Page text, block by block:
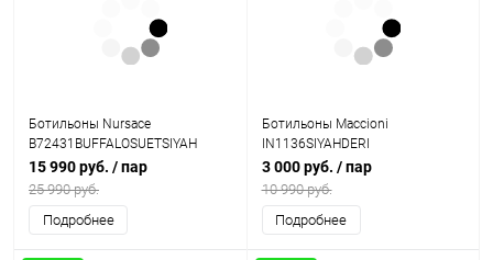
Ботильоны Nursace
B72431BUFFALOSUETSIYAH
15 990 руб. / пар
25 990 руб.
Подробнее
Ботильоны Maccioni
IN1136SIYAHDERI
3 000 руб. / пар
10 990 руб.
Подробнее